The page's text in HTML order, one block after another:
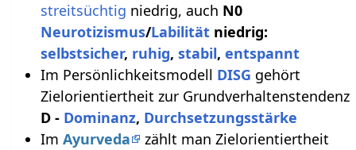
streitsüchtig niedrig, auch N0
Neurotizismus/Labilitätniedrig:
selbstsicher, ruhig, stabil, entspannt
Im Persönlichkeitsmodell DISG gehört
Zielorientiertheit zur Grundverhaltenstendenz
D - Dominanz, Durchsetzungsstärke
Im Ayurveda
zählt man Zielorientiertheit